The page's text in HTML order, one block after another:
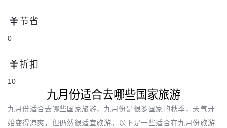
九月份适合去哪些国家旅游
九月份适合去哪些国家旅游，九月份是很多国家的秋季，天气开
始变得凉爽，但仍然很适宜旅游。以下是一些适合在九月份旅游
节省
0
折扣
10